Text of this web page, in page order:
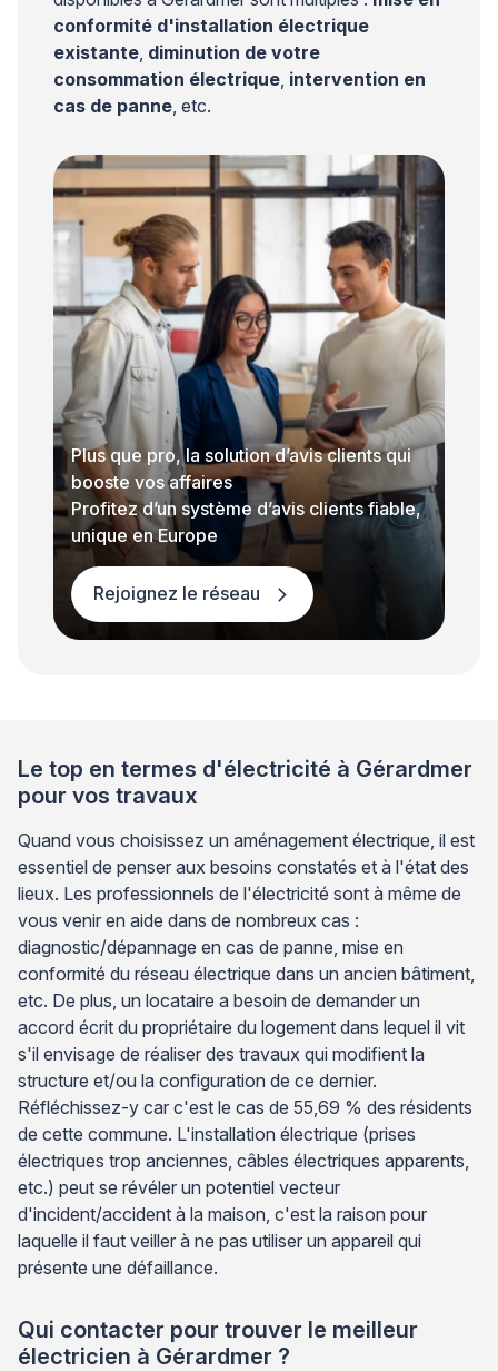
conformité d'installation électrique
existante, diminution de votre
consommation électrique, intervention en
cas de panne, etc.
Plus que pro, la solution d’avis clients qui
booste vos affaires
Profitez d’un système d’avis clients fiable,
unique en Europe
Rejoignez le réseau
Le top en termes d'électricité à Gérardmer
pour vos travaux
Quand vous choisissez un aménagement électrique, il est
essentiel de penser aux besoins constatés et à l'état des
lieux. Les professionnels de l'électricité sont à même de
vous venir en aide dans de nombreux cas :
diagnostic/dépannage en cas de panne, mise en
conformité du réseau électrique dans un ancien bâtiment,
etc. De plus, un locataire a besoin de demander un
accord écrit du propriétaire du logement dans lequel il vit
s'il envisage de réaliser des travaux qui modifient la
structure et/ou la configuration de ce dernier.
Réfléchissez-y car c'est le cas de 55,69 % des résidents
de cette commune. L'installation électrique (prises
électriques trop anciennes, câbles électriques apparents,
etc.) peut se révéler un potentiel vecteur
d'incident/accident à la maison, c'est la raison pour
laquelle il faut veiller à ne pas utiliser un appareil qui
présente une défaillance.
Qui contacter pour trouver le meilleur
électricien à Gérardmer ?